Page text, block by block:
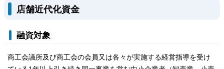
店舗近代化資金
融資対象
商工会議所及び商工会の会員又は各々が実施する経営指導を受け